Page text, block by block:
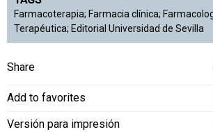
Farmacoterapia; Farmacia clínica;
Terapéutica; Editorial Universidad de Sevilla
Share
Add to favorites
Versión para impresión